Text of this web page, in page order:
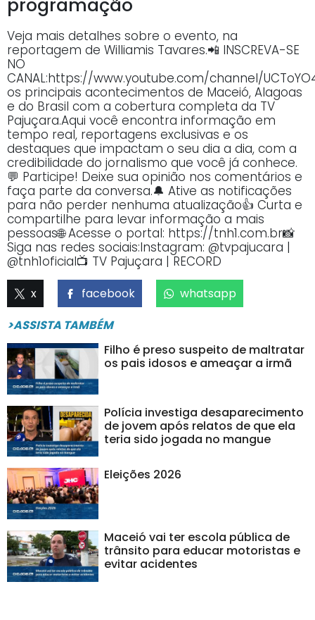
Veja mais detalhes sobre o evento, na
reportagem de Williamis Tavares.📲 INSCREVA-SE
NO
CANAL:https://www.youtube.com/channel/
os principais acontecimentos de Maceió, Alagoas
e do Brasil com a cobertura completa da TV
Pajuçara.Aqui você encontra informação em
tempo real, reportagens exclusivas e os
destaques que impactam o seu dia a dia, com a
credibilidade do jornalismo que você já conhece.
💬 Participe! Deixe sua opinião nos comentários e
faça parte da conversa.🔔 Ative as notificações
para não perder nenhuma atualização👍 Curta e
compartilhe para levar informação a mais
pessoas🌐 Acesse o portal: https://tnh1.com.br📸
Siga nas redes sociais:Instagram: @tvpajucara |
@tnh1oficial📺 TV Pajuçara | RECORD
x facebook
whatsapp
>ASSISTA TAMBÉM
Filho é preso suspeito de maltratar
os pais idosos e ameaçar a irmã
Polícia investiga desaparecimento
de jovem após relatos de que ela
teria sido jogada no mangue
Eleições 2026
Maceió vai ter escola pública de
trânsito para educar motoristas e
evitar acidentes